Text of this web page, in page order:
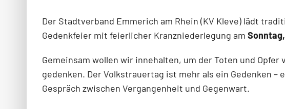
Der Stadtverband Emmerich am Rhein (KV Kleve) lädt
Gedenkfeier mit feierlicher Kranzniederlegung am Sonntag,
Gemeinsam wollen wir innehalten, um der Toten und Opfer
gedenken. Der Volkstrauertag ist mehr als ein Gedenken –
Gespräch zwischen Vergangenheit und Gegenwart.